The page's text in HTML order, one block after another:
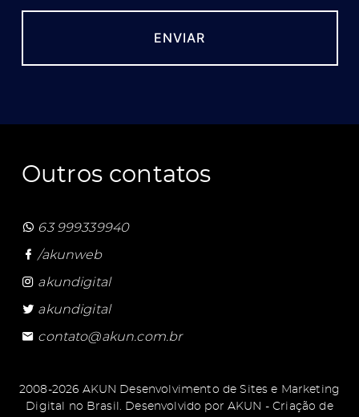
Outros contatos
63 999339940
/akunweb
akundigital
akundigital
contato@akun.com.br
2008-2026 AKUN Desenvolvimento de Sites e Marketing
Digital no Brasil. Desenvolvido porAKUN - Criação de